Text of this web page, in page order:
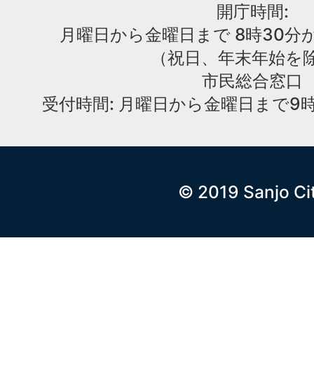
開庁時間:
月曜日から金曜日まで 8時30分
（祝日、年末年始を
市民総合窓口
受付時間: 月曜日から金曜日まで9
© 2019 Sanjo